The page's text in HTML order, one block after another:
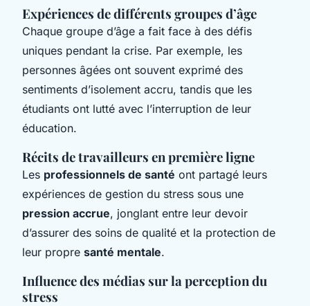
Expériences de différents groupes d’âge
Chaque groupe d’âge a fait face à des défis
uniques pendant la crise. Par exemple, les
personnes âgées ont souvent exprimé des
sentiments d’isolement accru, tandis que les
étudiants ont lutté avec l’interruption de leur
éducation.
Récits de travailleurs en première ligne
Les professionnels de santé ont partagé leurs
expériences de gestion du stress sous une
pression accrue, jonglant entre leur devoir
d’assurer des soins de qualité et la protection de
leur propre santé mentale.
Influence des médias sur la perception du
stress